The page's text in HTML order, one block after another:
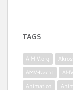
TAGS
A-M-V.org
AMV-Nacht
Animation